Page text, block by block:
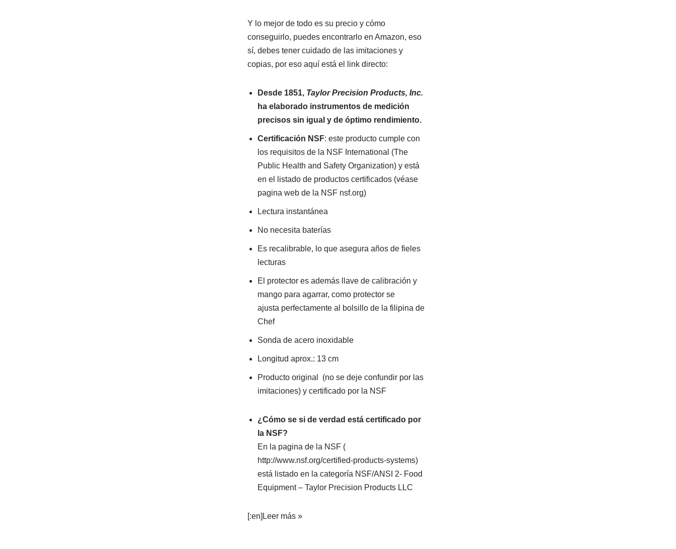
Y lo mejor de todo es su precio y cómo
conseguirlo, puedes encontrarlo en Amazon, eso
sí, debes tener cuidado de las imitaciones y
copias, por eso aquí está el link directo:
Desde 1851, Taylor Precision Products, Inc.
ha elaborado instrumentos de medición
precisos sin igual y de óptimo rendimiento.
Certificación NSF: este producto cumple con
los requisitos de la NSF International (The
Public Health and Safety Organization) y está
en el listado de productos certificados (véase
pagina web de la NSF nsf.org)
Lectura instantánea
No necesita baterías
Es recalibrable, lo que asegura años de fieles
lecturas
El protector es además llave de calibración y
mango para agarrar, como protector se
ajusta perfectamente al bolsillo de la filipina de
Chef
Sonda de acero inoxidable
Longitud aprox.: 13 cm
Producto original (no se deje confundir por las
imitaciones) y certificado por la NSF
¿Cómo se si de verdad está certificado por
la NSF?
En la pagina de la NSF (
http://www.nsf.org/certified-products-systems)
está listado en la categoría NSF/ANSI 2- Food
Equipment – Taylor Precision Products LLC
[:en] Leer más »